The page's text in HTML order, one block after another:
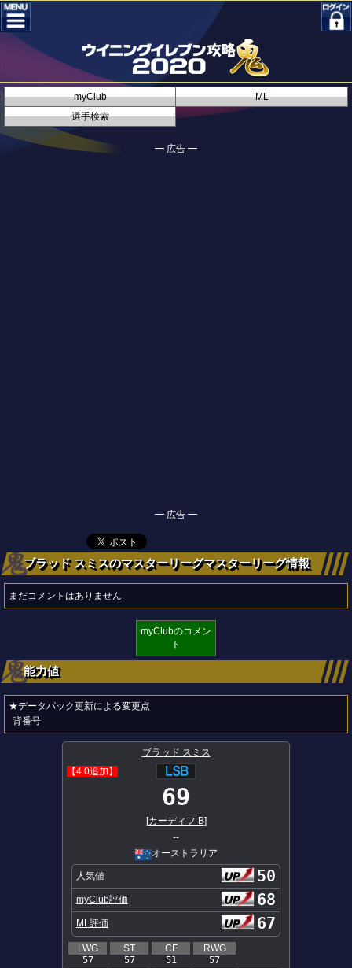
myClub
ML
選手検索
━ 広告 ━
━ 広告 ━
ブラッド スミスのマスターリーグマスターリーグ情報
まだコメントはありません
myClubのコメン
ト
能力値
★データパック更新による変更点
背番号
ブラッド スミス
【4.0追加】
69
[カーディフ B]
--
オーストラリア
人気値 50
myClub評価 68
ML評価 67
LWG
57
ST
57
CF
51
RWG
57